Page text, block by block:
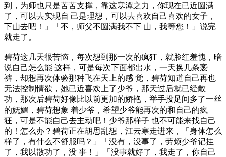
到，为师也只是苦苦支撑，靠这寒潭之力，你现在已近圆满
了，可以去实现自 己是理想，可以去喜欢自己喜欢的女子，
下山去吧！」「不，师父不圆满我不下 山，我等您！」说完
就走了。
碧荷这几天很苦恼，每次想到那一次的疯狂，就脸红羞愧，暗
说自己怎么能 这样，可是每次下面都出水，一天换几条亵
裤，却想再次体验那种飞在天上的感 觉，碧荷知道自己再也
无法控制情欲，她已近喜欢上了少爷，那天过后就已经散
功，那次后碧荷好像比以前更加的娇艳，举手投足间多了一丝
的妩媚，碧荷想象 着少爷，希望少爷能再次的和自己的疯
狂，可是不能自己去主动吧！少爷那样子 也不可能来找自己
的！怎么办？碧荷正在胡思乱想，江云寒走进来，「身体怎么
样了，有什么不舒服吗？」「没有，没事了，劳烦少爷记挂
了，我以散功了，没 事！」「没事就好了，我走了，你自己